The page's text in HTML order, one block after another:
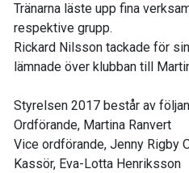
Tränarna läste upp fina
respektive grupp.
Rickard Nilsson tackade för
lämnade över klubban till
Styrelsen 2017 består av
Ordförande, Martina Ranvert
Vice ordförande, Jenny Rigby
Kassör, Eva-Lotta Henriksson